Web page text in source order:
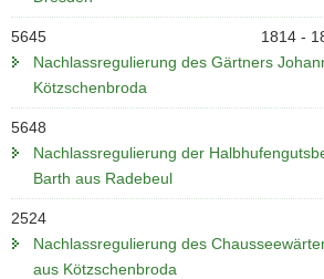
5645
1814 -
Nachlassregulierung des Gärtners
Kötzschenbroda
5648
Nachlassregulierung der
Barth aus Radebeul
2524
Nachlassregulierung des
aus Kötzschenbroda